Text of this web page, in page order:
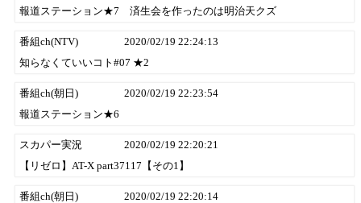
報道ステーション★7 済生会を作ったのは明治天クズ
番組ch(NTV)
2020/02/19 22:24:13
知らなくていいコト#07 ★2
番組ch(朝日)
2020/02/19 22:23:54
報道ステーション★6
スカパー実況
2020/02/19 22:20:21
【リゼロ】AT-X part37117【その1】
番組ch(朝日)
2020/02/19 22:20:14